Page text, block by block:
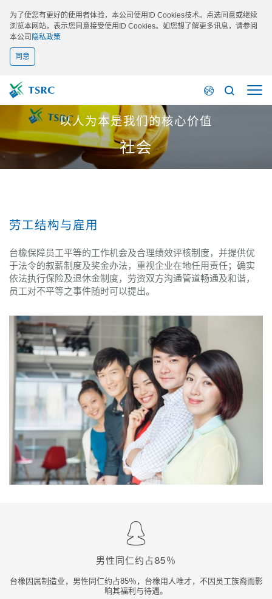
为了使您有更好的使用者体验，本公司使用ID Cookies技术。点选同意或继续
浏览本网站，表示您同意接受使用ID Cookies。如您想了解更多讯息，请参阅
本公司 隐私政策
同意
以人为本是我们的核心价值
社会
劳工结构与雇用
台橡保障员工平等的工作机会及合理绩效评核制度，并提供优
于法令的叙薪制度及奖金办法，重视企业在地任用责任；确实
依法执行保险及退休金制度，劳资双方沟通管道畅通及和谐，
员工对不平等之事件随时可以提出。
男性同仁约占85％
台橡因属制造业，男性同仁约占85％，台橡用人唯才，不因员工族裔而影
响其福利与待遇。